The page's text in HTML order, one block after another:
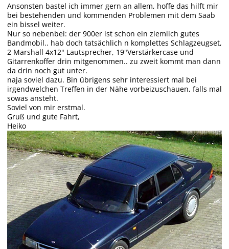
Ansonsten bastel ich immer gern an allem, hoffe das hilft mir
bei bestehenden und kommenden Problemen mit dem Saab
ein bissel weiter.
Nur so nebenbei: der 900er ist schon ein ziemlich gutes
Bandmobil.. hab doch tatsächlich n komplettes Schlagzeugset,
2 Marshall 4x12" Lautsprecher, 19"Verstärkercase und
Gitarrenkoffer drin mitgenommen.. zu zweit kommt man dann
da drin noch gut unter.
naja soviel dazu. Bin übrigens sehr interessiert mal bei
irgendwelchen Treffen in der Nähe vorbeizuschauen, falls mal
sowas ansteht.
Soviel von mir erstmal.
Gruß und gute Fahrt,
Heiko